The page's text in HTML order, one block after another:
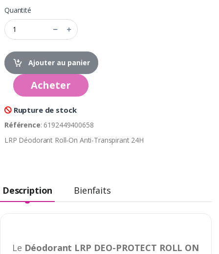
Quantité
Ajouter au panier
Acheter
Rupture de stock
Référence: 6192449400658
LRP Déodorant Roll-On Anti-Transpirant 24H
Description Bienfaits
Le Déodorant LRP DEO-PROTECT ROLL ON